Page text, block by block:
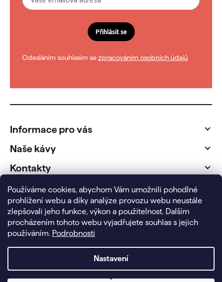
Používáme cookies, abychom Vám umožnili pohodlné
prohlížení webu a díky analýze provozu webu neustále
zlepšovali jeho funkce, výkon a použitelnost. Dalším
procházením tohoto webu vyjadřujete souhlas s jejich
používáním. Podrobnosti
Nastavení
Přihlásit se
Odesláním souhlasím sezpracováním osobních údajů
Informace pro vás
Naše kávy
Kontakty
Fakturační údaje